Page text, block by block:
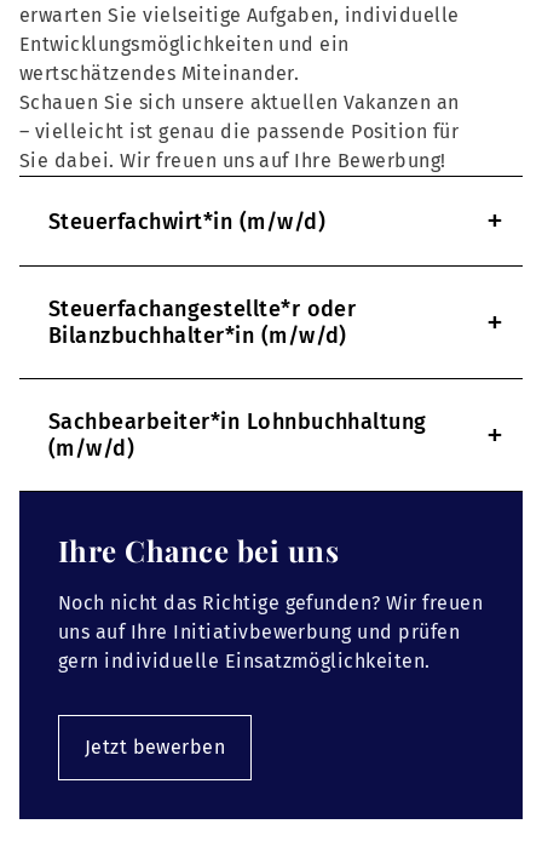
erwarten Sie vielseitige Aufgaben, individuelle
Entwicklungsmöglichkeiten und ein
wertschätzendes Miteinander.
Schauen Sie sich unsere aktuellen Vakanzen an
– vielleicht ist genau die passende Position für
Sie dabei. Wir freuen uns auf Ihre Bewerbung!
Steuerfachwirt*in (m/w/d) +
Steuerfachangestellte*r oder
Bilanzbuchhalter*in (m/w/d)
+
Sachbearbeiter*in Lohnbuchhaltung
(m/w/d)
+
Ihre Chance bei uns
Noch nicht das Richtige gefunden? Wir freuen
uns auf Ihre Initiativbewerbung und prüfen
gern individuelle Einsatzmöglichkeiten.
Jetzt bewerben